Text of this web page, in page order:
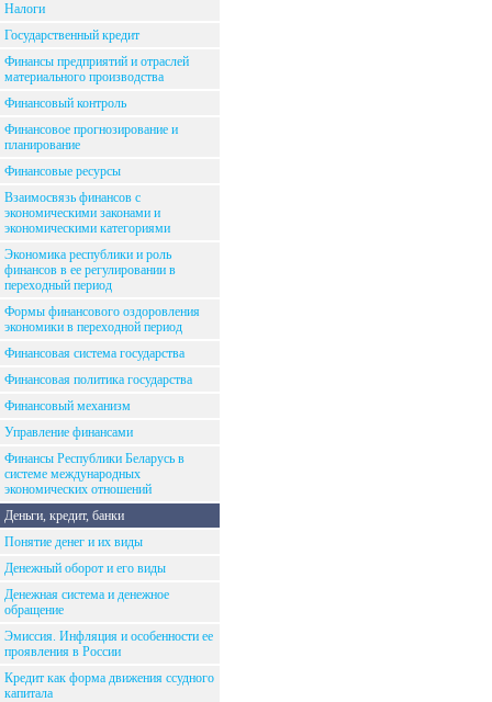
Налоги
Государственный кредит
Финансы предприятий и отраслей
материального производства
Финансовый контроль
Финансовое прогнозирование и
планирование
Финансовые ресурсы
Взаимосвязь финансов с
экономическими законами и
экономическими категориями
Экономика республики и роль
финансов в ее регулировании в
переходный период
Формы финансового оздоровления
экономики в переходной период
Финансовая система государства
Финансовая политика государства
Финансовый механизм
Управление финансами
Финансы Республики Беларусь в
системе международных
экономических отношений
Деньги, кредит, банки
Понятие денег и их виды
Денежный оборот и его виды
Денежная система и денежное
обращение
Эмиссия. Инфляция и особенности ее
проявления в России
Кредит как форма движения ссудного
капитала